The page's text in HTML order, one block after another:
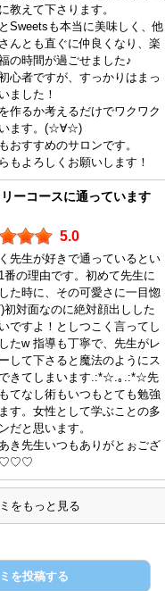
教えて下さります。
Sweetsも本当に美味しく、他
んとも直ぐに仲良くなり、楽
の時間が過ごせました♪
心者ですが、すっかりはまっ
ました！
作るか考えるだけでワクワク
ます。(☆∀☆)
おすすめのサロンです。
もよろしくお願いします！
ーコースに通っています
5.0
先生が好きで通っているとい
番の理由です。初めて先生に
た時に、その可愛さに一目惚
対面なのに絶対顔出しした
ですよ！としつこく言ってし
たw 指導も丁寧で、先生がレ
して下さると魔法のようにス
きてしまいます.:*☆.｡.:*☆先
てなし術もいつもとても勉強
す。女性として学ぶことの多
だと思います。
先生いつもありがとぉござ
♡♡♡
をもっと見る
を投稿する